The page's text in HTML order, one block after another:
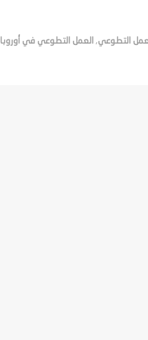
التطوعي, العمل التطوعي في أوروبا